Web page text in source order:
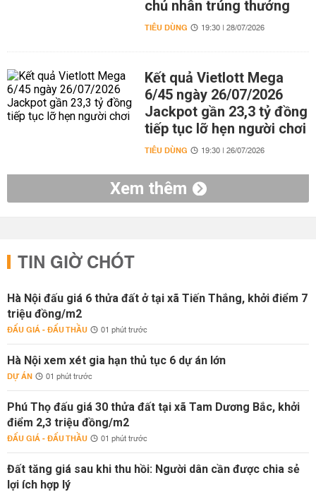
chủ nhân trúng thưởng
TIÊU DÙNG 19:30 | 28/07/2026
Kết quả Vietlott Mega
6/45 ngày 26/07/2026
Jackpot gần 23,3 tỷ đồng
tiếp tục lỡ hẹn người chơi
TIÊU DÙNG 19:30 | 26/07/2026
Xem thêm
TIN GIỜ CHÓT
Hà Nội đấu giá 6 thửa đất ở tại xã Tiến Thắng, khởi điểm 7
triệu đồng/m2
ĐẤU GIÁ - ĐẤU THẦU 01 phút trước
Hà Nội xem xét gia hạn thủ tục 6 dự án lớn
DỰ ÁN 01 phút trước
Phú Thọ đấu giá 30 thửa đất tại xã Tam Dương Bắc, khởi
điểm 2,3 triệu đồng/m2
ĐẤU GIÁ - ĐẤU THẦU 01 phút trước
Đất tăng giá sau khi thu hồi: Người dân cần được chia sẻ
lợi ích hợp lý